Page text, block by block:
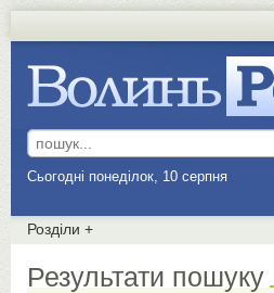
Сьогодні понеділок, 10 серпня
Розділи +
Результати пошуку